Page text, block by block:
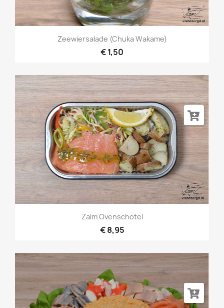
Zeewiersalade (Chuka Wakame)
€ 1,50
Zalm Ovenschotel
€ 8,95